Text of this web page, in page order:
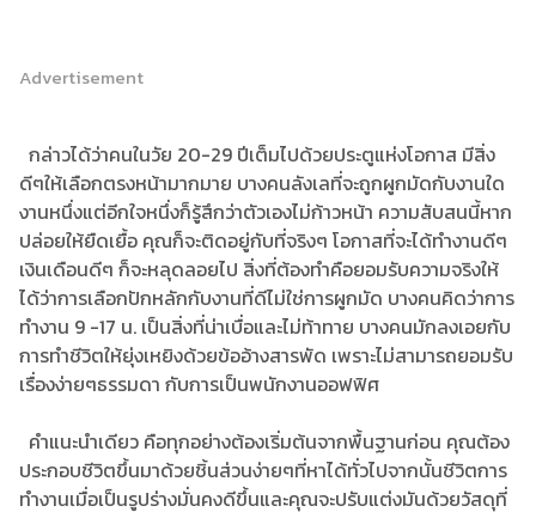
Advertisement
กล่าวได้ว่าคนในวัย 20-29 ปีเต็มไปด้วยประตูแห่งโอกาส มีสิ่ง
ดีๆให้เลือกตรงหน้ามากมาย บางคนลังเลที่จะถูกผูกมัดกับงานใด
งานหนึ่งแต่อีกใจหนึ่งก็รู้สึกว่าตัวเองไม่ก้าวหน้า ความสับสนนี้หาก
ปล่อยให้ยืดเยื้อ คุณก็จะติดอยู่กับที่จริงๆ โอกาสที่จะได้ทำงานดีๆ
เงินเดือนดีๆ ก็จะหลุดลอยไป สิ่งที่ต้องทำคือยอมรับความจริงให้
ได้ว่าการเลือกปักหลักกับงานที่ดีไม่ใช่การผูกมัด บางคนคิดว่าการ
ทำงาน 9 -17 น. เป็นสิ่งที่น่าเบื่อและไม่ท้าทาย บางคนมักลงเอยกับ
การทำชีวิตให้ยุ่งเหยิงด้วยข้ออ้างสารพัด เพราะไม่สามารถยอมรับ
เรื่องง่ายๆธรรมดา กับการเป็นพนักงานออฟฟิศ
คำแนะนำเดียว คือทุกอย่างต้องเริ่มต้นจากพื้นฐานก่อน คุณต้อง
ประกอบชีวิตขึ้นมาด้วยชิ้นส่วนง่ายๆที่หาได้ทั่วไปจากนั้นชีวิตการ
ทำงานเมื่อเป็นรูปร่างมั่นคงดีขึ้นและคุณจะปรับแต่งมันด้วยวัสดุที่